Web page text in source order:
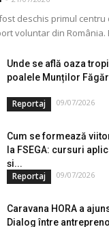
deschis primul centru
voluntar din România.
Unde se află oaza
poalele Munților
Reportaj 09/07/2026
Cum se formează
la FSEGA: cursuri
și...
Reportaj 09/07/2026
Caravana HORA a
Dialog între